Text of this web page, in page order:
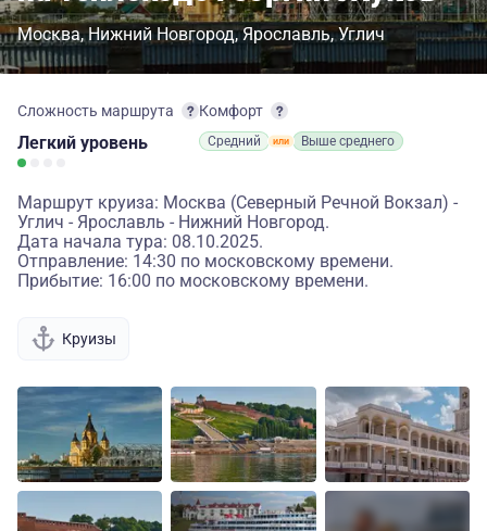
Москва Нижний Новгород Ярославль Углич
Сложность маршрута
Легкий уровень
Комфорт
Средний Выше среднего
Маршрут круиза: Москва (Северный Речной Вокзал) -
Углич - Ярославль - Нижний Новгород.
Дата начала тура: 08.10.2025.
Отправление: 14:30 по московскому времени.
Прибытие: 16:00 по московскому времени.
Круизы